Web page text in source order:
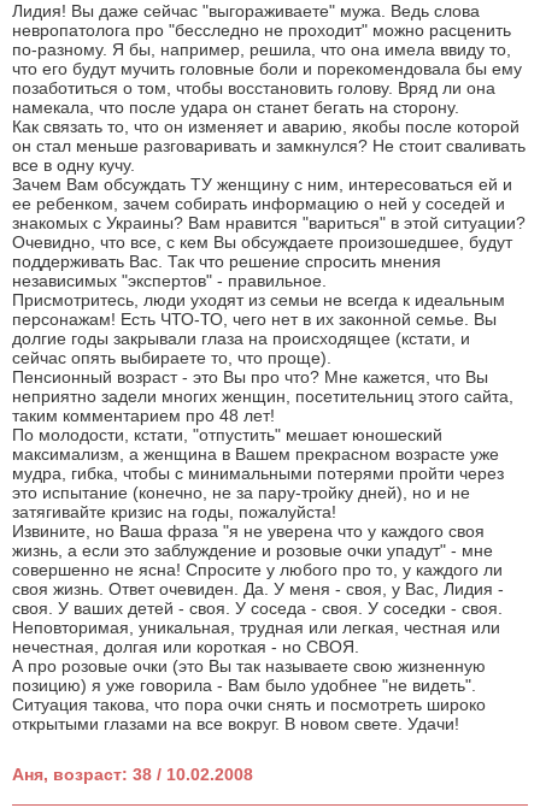
Лидия! Вы даже сейчас "выгораживаете" мужа. Ведь слова
невропатолога про "бесследно не проходит" можно расценить
по-разному. Я бы, например, решила, что она имела ввиду то,
что его будут мучить головные боли и порекомендовала бы ему
позаботиться о том, чтобы восстановить голову. Вряд ли она
намекала, что после удара он станет бегать на сторону.
Как связать то, что он изменяет и аварию, якобы после которой
он стал меньше разговаривать и замкнулся? Не стоит сваливать
все в одну кучу.
Зачем Вам обсуждать ТУ женщину с ним, интересоваться ей и
ее ребенком, зачем собирать информацию о ней у соседей и
знакомых с Украины? Вам нравится "вариться" в этой ситуации?
Очевидно, что все, с кем Вы обсуждаете произошедшее, будут
поддерживать Вас. Так что решение спросить мнения
независимых "экспертов" - правильное.
Присмотритесь, люди уходят из семьи не всегда к идеальным
персонажам! Есть ЧТО-ТО, чего нет в их законной семье. Вы
долгие годы закрывали глаза на происходящее (кстати, и
сейчас опять выбираете то, что проще).
Пенсионный возраст - это Вы про что? Мне кажется, что Вы
неприятно задели многих женщин, посетительниц этого сайта,
таким комментарием про 48 лет!
По молодости, кстати, "отпустить" мешает юношеский
максимализм, а женщина в Вашем прекрасном возрасте уже
мудра, гибка, чтобы с минимальными потерями пройти через
это испытание (конечно, не за пару-тройку дней), но и не
затягивайте кризис на годы, пожалуйста!
Извините, но Ваша фраза "я не уверена что у каждого своя
жизнь, а если это заблуждение и розовые очки упадут" - мне
совершенно не ясна! Спросите у любого про то, у каждого ли
своя жизнь. Ответ очевиден. Да. У меня - своя, у Вас, Лидия -
своя. У ваших детей - своя. У соседа - своя. У соседки - своя.
Неповторимая, уникальная, трудная или легкая, честная или
нечестная, долгая или короткая - но СВОЯ.
А про розовые очки (это Вы так называете свою жизненную
позицию) я уже говорила - Вам было удобнее "не видеть".
Ситуация такова, что пора очки снять и посмотреть широко
открытыми глазами на все вокруг. В новом свете. Удачи!
Аня, возраст: 38 / 10.02.2008